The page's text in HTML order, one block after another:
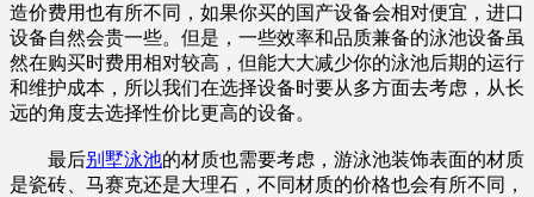
造价费用也有所不同，如果你买的国产设备会相对便宜，进口
设备自然会贵一些。但是，一些效率和品质兼备的泳池设备虽
然在购买时费用相对较高，但能大大减少你的泳池后期的运行
和维护成本，所以我们在选择设备时要从多方面去考虑，从长
远的角度去选择性价比更高的设备。
最后别墅泳池的材质也需要考虑，游泳池装饰表面的材质
是瓷砖、马赛克还是大理石，不同材质的价格也会有所不同，